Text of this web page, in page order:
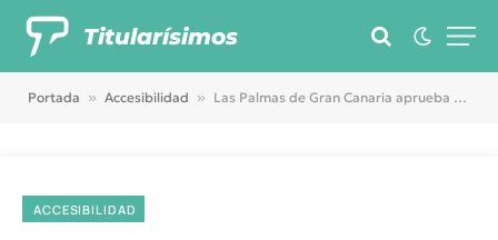
Titularísimos
Portada » Accesibilidad » Las Palmas de Gran Canaria aprueba el Presupuesto de 2025, el mayor de la historia del Ayuntamiento capitalino
ACCESIBILIDAD